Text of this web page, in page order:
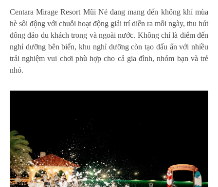
Centara Mirage Resort Mũi Né đang mang đến không khí mùa
hè sôi động với chuỗi hoạt động giải trí diễn ra mỗi ngày, thu hút
đông đảo du khách trong và ngoài nước. Không chỉ là điểm đến
nghỉ dưỡng bên biển, khu nghỉ dưỡng còn tạo dấu ấn với nhiều
trải nghiệm vui chơi phù hợp cho cả gia đình, nhóm bạn và trẻ
nhỏ.